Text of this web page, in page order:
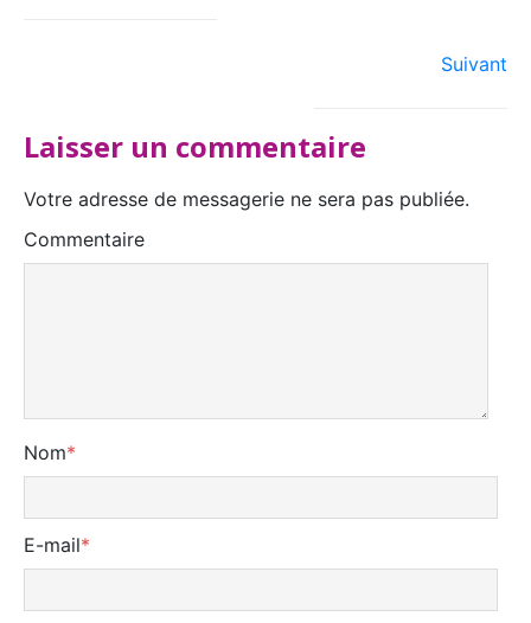
Suivant
Laisser un commentaire
Votre adresse de messagerie ne sera pas publiée.
Commentaire
Nom*
E-mail*